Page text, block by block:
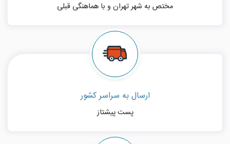
مختص به شهر تهران و با هماهنگی قبلی
ارسال به سراسر کشور
پست پیشتاز